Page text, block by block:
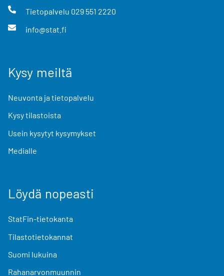
Tietopalvelu 029 551 2220
info@stat.fi
Kysy meiltä
Neuvonta ja tietopalvelu
Kysy tilastoista
Usein kysytyt kysymykset
Medialle
Löydä nopeasti
StatFin-tietokanta
Tilastotietokannat
Suomi lukuina
Rahanarvonmuunnin